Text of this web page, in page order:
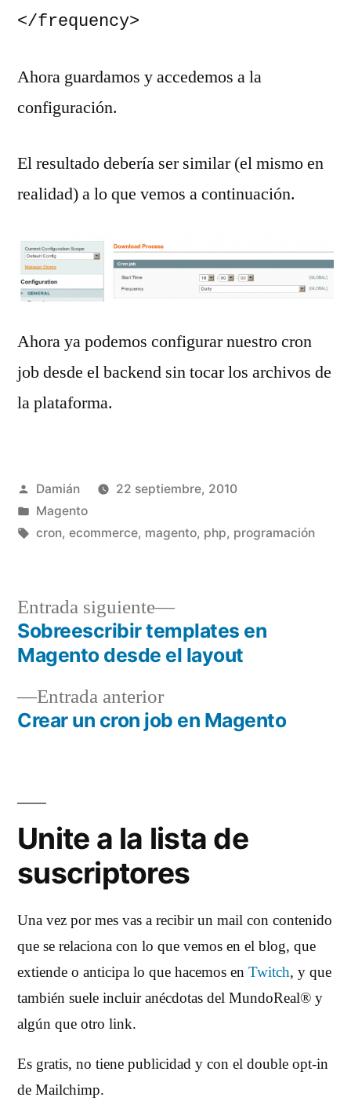
</frequency>
Ahora guardamos y accedemos a la
configuración.
El resultado debería ser similar (el mismo en
realidad) a lo que vemos a continuación.
Ahora ya podemos configurar nuestro cron
job desde el backend sin tocar los archivos de
la plataforma.
Publicado
por
Damián
22 septiembre, 2010
Publicado
en
Magento
Etiquetas:
cron, ecommerce, magento, php, programación
Navegación
entradas
Entrada anteriorEntrada
anterior:
Crear un cron job en Magento
Entrada siguiente
Entrada
siguiente:
Sobreescribir templates en
Magento desde el layout
Unite a la lista de
suscriptores
Una vez por mes vas a recibir un mail con contenido
que se relaciona con lo que vemos en el blog, que
extiende o anticipa lo que hacemos en Twitch, y que
también suele incluir anécdotas del MundoReal® y
algún que otro link.
Es gratis, no tiene publicidad y con el double opt-in
de Mailchimp.